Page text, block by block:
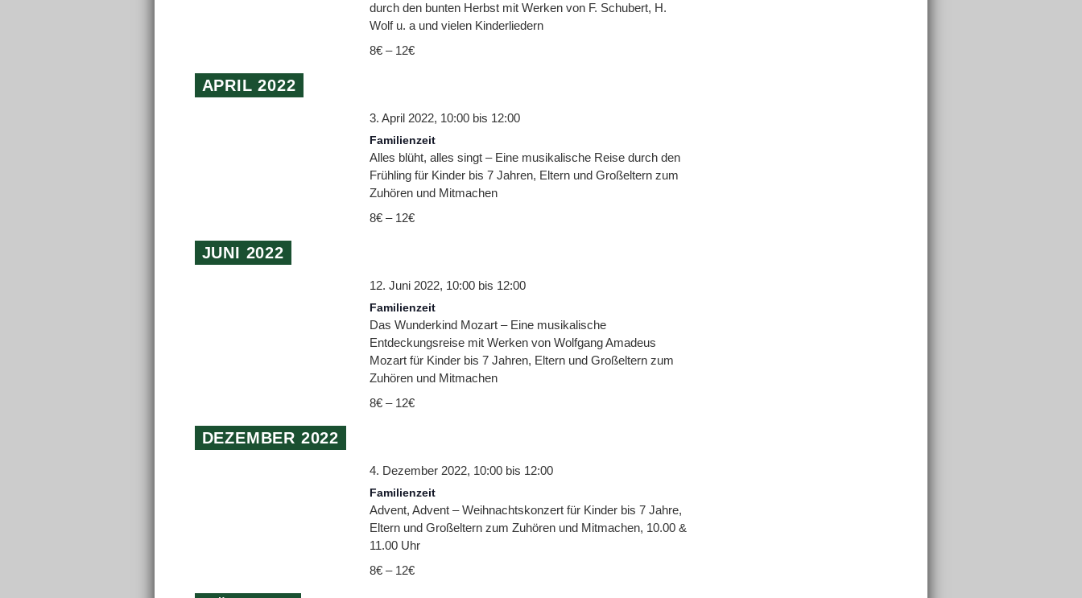
durch den bunten Herbst mit Werken von F. Schubert, H.
Wolf u. a und vielen Kinderliedern
8€ – 12€
APRIL 2022
Familienzeit
3. April 2022, 10:00bis 12:00
Alles blüht, alles singt – Eine musikalische Reise durch den
Frühling für Kinder bis 7 Jahren, Eltern und Großeltern zum
Zuhören und Mitmachen
8€ – 12€
JUNI 2022
Familienzeit
12. Juni 2022, 10:00bis 12:00
Das Wunderkind Mozart – Eine musikalische
Entdeckungsreise mit Werken von Wolfgang Amadeus
Mozart für Kinder bis 7 Jahren, Eltern und Großeltern zum
Zuhören und Mitmachen
8€ – 12€
DEZEMBER 2022
Familienzeit
4. Dezember 2022, 10:00bis 12:00
Advent, Advent – Weihnachtskonzert für Kinder bis 7 Jahre,
Eltern und Großeltern zum Zuhören und Mitmachen, 10.00 &
11.00 Uhr
8€ – 12€